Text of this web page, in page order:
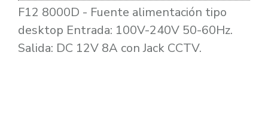
F12 8000D - Fuente alimentación tipo
desktop Entrada: 100V-240V 50-60Hz.
Salida: DC 12V 8A con Jack CCTV.